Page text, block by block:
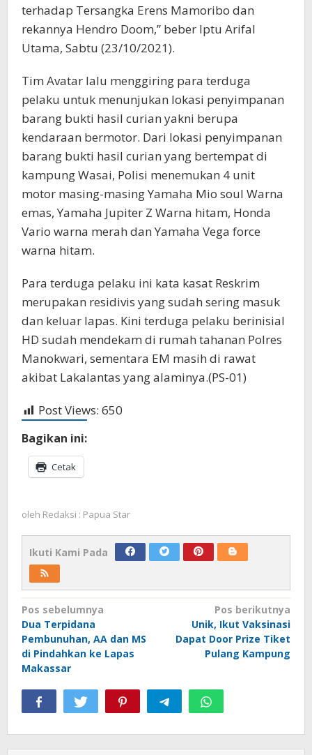
terhadap Tersangka Erens Mamoribo dan
rekannya Hendro Doom,” beber Iptu Arifal
Utama, Sabtu (23/10/2021).
Tim Avatar lalu menggiring para terduga
pelaku untuk menunjukan lokasi penyimpanan
barang bukti hasil curian yakni berupa
kendaraan bermotor. Dari lokasi penyimpanan
barang bukti hasil curian yang bertempat di
kampung Wasai, Polisi menemukan 4 unit
motor masing-masing Yamaha Mio soul Warna
emas, Yamaha Jupiter Z Warna hitam, Honda
Vario warna merah dan Yamaha Vega force
warna hitam.
Para terduga pelaku ini kata kasat Reskrim
merupakan residivis yang sudah sering masuk
dan keluar lapas. Kini terduga pelaku berinisial
HD sudah mendekam di rumah tahanan Polres
Manokwari, sementara EM masih di rawat
akibat Lakalantas yang alaminya.(PS-01)
Post Views: 650
Bagikan ini:
Cetak
oleh Redaksi : Papua Star
Ikuti Kami Pada
Navigasi
pos
Pos sebelumnya
Dua Terpidana
Pembunuhan, AA dan MS
di Pindahkan ke Lapas
Makassar
Pos berikutnya
Unik, Ikut Vaksinasi
Dapat Door Prize Tiket
Pulang Kampung